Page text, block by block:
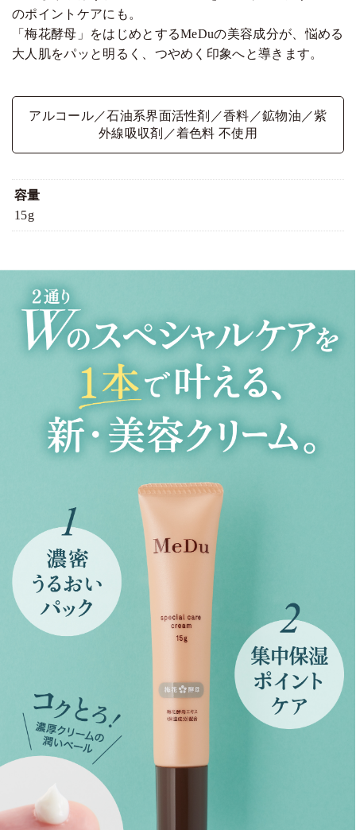
のポイントケアにも。
「梅花酵母」をはじめとするMeDuの美容成分が、悩める
大人肌をパッと明るく、つやめく印象へと導きます。
アルコール／石油系界面活性剤／香料／鉱物油／紫
外線吸収剤／着色料 不使用
容量
15g